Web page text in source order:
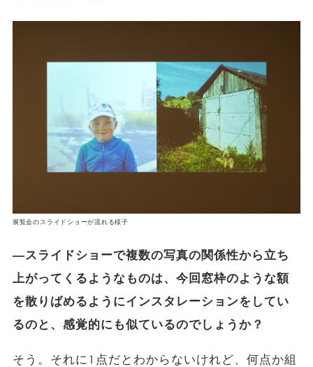
展覧会のスライドショーが流れる様子
―スライドショーで複数の写真の関係性から立ち
上がってくるようなものは、今回窓枠のような額
を散りばめるようにインスタレーションをしてい
るのと、感覚的にも似ているのでしょうか？
そう。それに1点だとわからないけれど、何点か組